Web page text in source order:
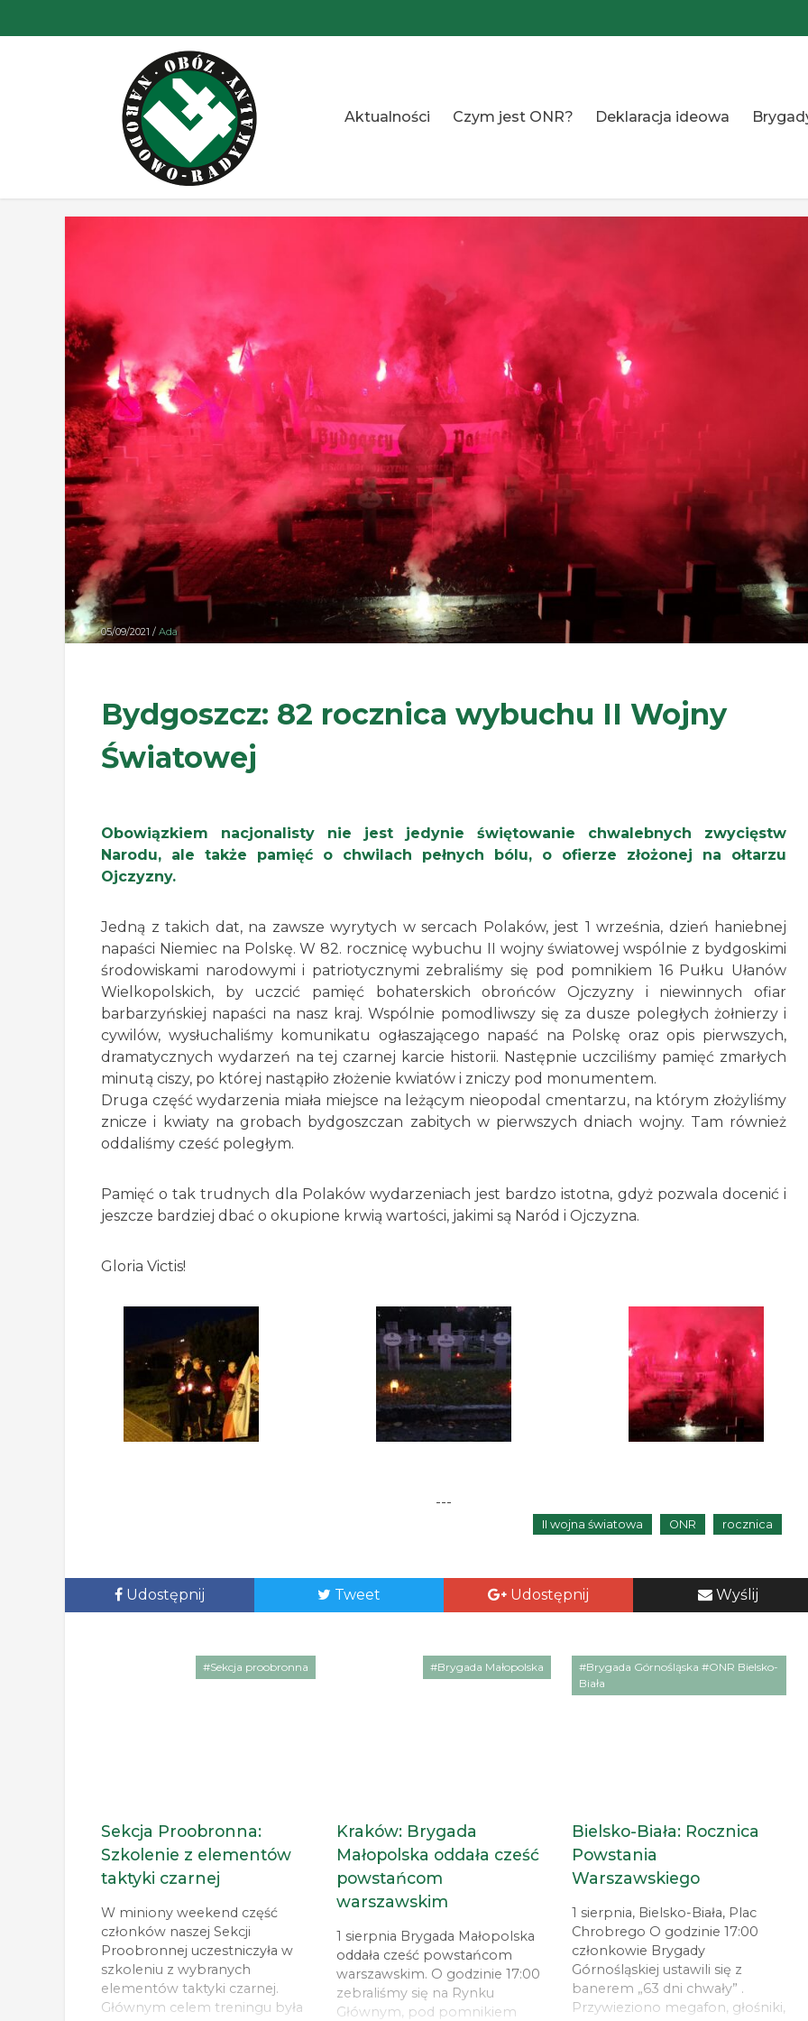
do
Aktualności Czym jest ONR? Deklaracja ideowa
05/09/2021 / Ada
Bydgoszcz: 82 rocznica wybuchu II Wojny
Światowej
Obowiązkiem nacjonalisty nie jest jedynie świętowanie chwalebnych zwycięstw
Narodu, ale także pamięć o chwilach pełnych bólu, o ofierze złożonej na ołtarzu
Ojczyzny.
Jedną z takich dat, na zawsze wyrytych w sercach Polaków, jest 1 września, dzień haniebnej
napaści Niemiec na Polskę. W 82. rocznicę wybuchu II wojny światowej wspólnie z bydgoskimi
środowiskami narodowymi i patriotycznymi zebraliśmy się pod pomnikiem 16 Pułku Ułanów
Wielkopolskich, by uczcić pamięć bohaterskich obrońców Ojczyzny i niewinnych ofiar
barbarzyńskiej napaści na nasz kraj. Wspólnie pomodliwszy się za dusze poległych żołnierzy i
cywilów, wysłuchaliśmy komunikatu ogłaszającego napaść na Polskę oraz opis pierwszych,
dramatycznych wydarzeń na tej czarnej karcie historii. Następnie uczciliśmy pamięć zmarłych
minutą ciszy, po której nastąpiło złożenie kwiatów i zniczy pod monumentem.
Druga część wydarzenia miała miejsce na leżącym nieopodal cmentarzu, na którym złożyliśmy
znicze i kwiaty na grobach bydgoszczan zabitych w pierwszych dniach wojny. Tam również
oddaliśmy cześć poległym.
Pamięć o tak trudnych dla Polaków wydarzeniach jest bardzo istotna, gdyż pozwala docenić i
jeszcze bardziej dbać o okupione krwią wartości, jakimi są Naród i Ojczyzna.
Gloria Victis!
---
II wojna światowa ONR rocznica
Udostępnij Tweet Udostępnij Wyślij
#Sekcja proobronna
Sekcja Proobronna:
Szkolenie z elementów
taktyki czarnej
W miniony weekend część
członków naszej Sekcji
Proobronnej uczestniczyła w
szkoleniu z wybranych
elementów taktyki czarnej.
Głównym celem treningu była
#Brygada Małopolska
Kraków: Brygada
Małopolska oddała cześć
powstańcom
warszawskim
1 sierpnia Brygada Małopolska
oddała cześć powstańcom
warszawskim. O godzinie 17:00
zebraliśmy się na Rynku
Głównym, pod pomnikiem
#Brygada Górnośląska #ONR Bielsko-
Biała
Bielsko-Biała: Rocznica
Powstania
Warszawskiego
1 sierpnia, Bielsko-Biała, Plac
Chrobrego O godzinie 17:00
członkowie Brygady
Górnośląskiej ustawili się z
banerem „63 dni chwały” .
Przywieziono megafon, głośniki,